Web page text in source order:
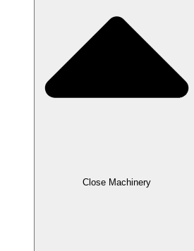
Close Machinery